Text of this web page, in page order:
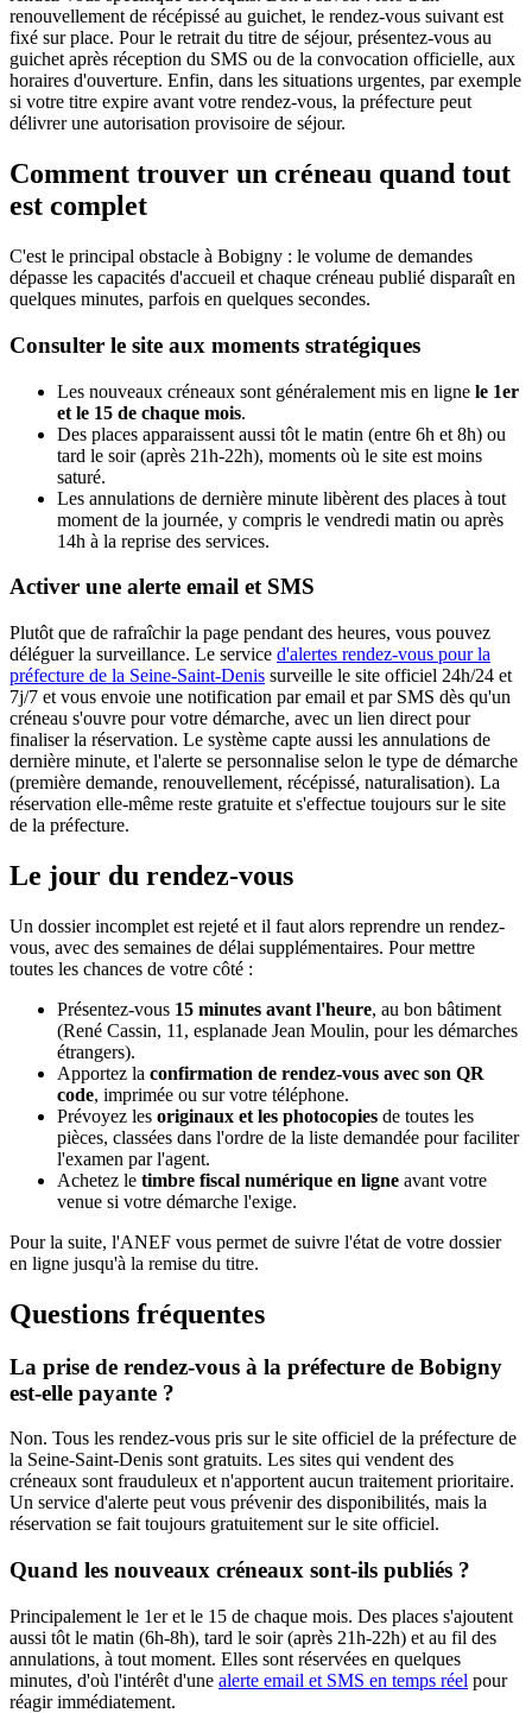
renouvellement de récépissé au guichet, le rendez-vous suivant est
fixé sur place. Pour le retrait du titre de séjour, présentez-vous au
guichet après réception du SMS ou de la convocation officielle, aux
horaires d'ouverture. Enfin, dans les situations urgentes, par exemple
si votre titre expire avant votre rendez-vous, la préfecture peut
délivrer une autorisation provisoire de séjour.
Comment trouver un créneau quand tout
est complet
C'est le principal obstacle à Bobigny : le volume de demandes
dépasse les capacités d'accueil et chaque créneau publié disparaît en
quelques minutes, parfois en quelques secondes.
Consulter le site aux moments stratégiques
Les nouveaux créneaux sont généralement mis en ligne le 1er
et le 15 de chaque mois.
Des places apparaissent aussi tôt le matin (entre 6h et 8h) ou
tard le soir (après 21h-22h), moments où le site est moins
saturé.
Les annulations de dernière minute libèrent des places à tout
moment de la journée, y compris le vendredi matin ou après
14h à la reprise des services.
Activer une alerte email et SMS
Plutôt que de rafraîchir la page pendant des heures, vous pouvez
déléguer la surveillance. Le service d'alertes rendez-vous pour la
préfecture de la Seine-Saint-Denis surveille le site officiel 24h/24 et
7j/7 et vous envoie une notification par email et par SMS dès qu'un
créneau s'ouvre pour votre démarche, avec un lien direct pour
finaliser la réservation. Le système capte aussi les annulations de
dernière minute, et l'alerte se personnalise selon le type de démarche
(première demande, renouvellement, récépissé, naturalisation). La
réservation elle-même reste gratuite et s'effectue toujours sur le site
de la préfecture.
Le jour du rendez-vous
Un dossier incomplet est rejeté et il faut alors reprendre un rendez-
vous, avec des semaines de délai supplémentaires. Pour mettre
toutes les chances de votre côté :
Présentez-vous 15 minutes avant l'heure, au bon bâtiment
(René Cassin, 11, esplanade Jean Moulin, pour les démarches
étrangers).
Apportez la confirmation de rendez-vous avec son QR
code, imprimée ou sur votre téléphone.
Prévoyez les originaux et les photocopies de toutes les
pièces, classées dans l'ordre de la liste demandée pour faciliter
l'examen par l'agent.
Achetez le timbre fiscal numérique en ligne avant votre
venue si votre démarche l'exige.
Pour la suite, l'ANEF vous permet de suivre l'état de votre dossier
en ligne jusqu'à la remise du titre.
Questions fréquentes
La prise de rendez-vous à la préfecture de Bobigny
est-elle payante ?
Non. Tous les rendez-vous pris sur le site officiel de la préfecture de
la Seine-Saint-Denis sont gratuits. Les sites qui vendent des
créneaux sont frauduleux et n'apportent aucun traitement prioritaire.
Un service d'alerte peut vous prévenir des disponibilités, mais la
réservation se fait toujours gratuitement sur le site officiel.
Quand les nouveaux créneaux sont-ils publiés ?
Principalement le 1er et le 15 de chaque mois. Des places s'ajoutent
aussi tôt le matin (6h-8h), tard le soir (après 21h-22h) et au fil des
annulations, à tout moment. Elles sont réservées en quelques
minutes, d'où l'intérêt d'une alerte email et SMS en temps réel pour
réagir immédiatement.